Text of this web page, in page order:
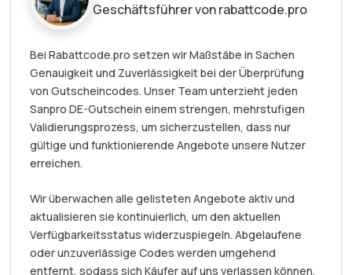
Geschäftsführer von rabattcode.pro
Bei Rabattcode.pro setzen wir Maßstäbe in Sachen
Genauigkeit und Zuverlässigkeit bei der Überprüfung
von Gutscheincodes. Unser Team unterzieht jeden
Sanpro DE-Gutschein einem strengen, mehrstufigen
Validierungsprozess, um sicherzustellen, dass nur
gültige und funktionierende Angebote unsere Nutzer
erreichen.
Wir überwachen alle gelisteten Angebote aktiv und
aktualisieren sie kontinuierlich, um den aktuellen
Verfügbarkeitsstatus widerzuspiegeln. Abgelaufene
oder unzuverlässige Codes werden umgehend
entfernt, sodass sich Käufer auf uns verlassen können,